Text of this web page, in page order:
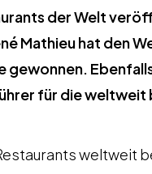
der Welt
Mathieu hat den
gewonnen.
für die
weltweit